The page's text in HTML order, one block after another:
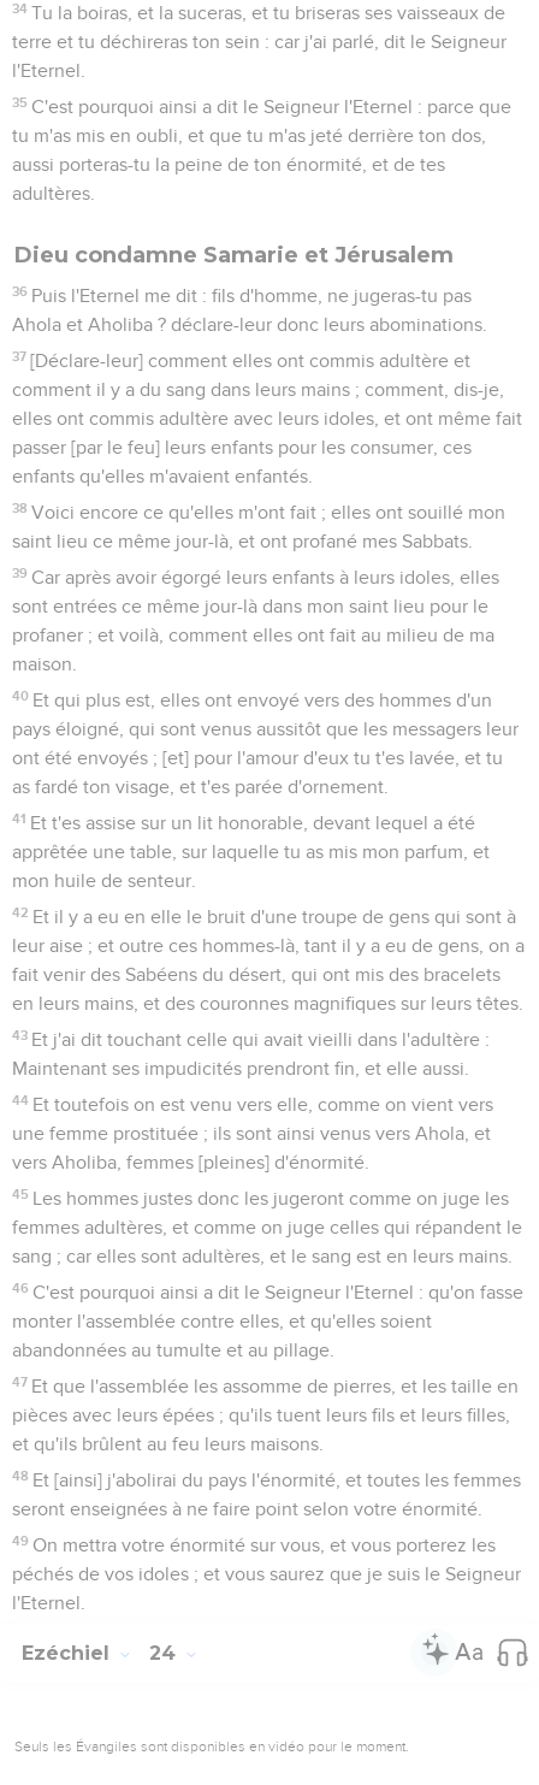
34 Tu la boiras, et la suceras, et tu briseras ses vaisseaux de
terre et tu déchireras ton sein : car j'ai parlé, dit le Seigneur
l'Eternel.
35 C'est pourquoi ainsi a dit le Seigneur l'Eternel : parce que
tu m'as mis en oubli, et que tu m'as jeté derrière ton dos,
aussi porteras-tu la peine de ton énormité, et de tes
adultères.
Dieu condamne Samarie et Jérusalem
36 Puis l'Eternel me dit : fils d'homme, ne jugeras-tu pas
Ahola et Aholiba ? déclare-leur donc leurs abominations.
37 [Déclare-leur] comment elles ont commis adultère et
comment il y a du sang dans leurs mains ; comment, dis-je,
elles ont commis adultère avec leurs idoles, et ont même fait
passer [par le feu] leurs enfants pour les consumer, ces
enfants qu'elles m'avaient enfantés.
38 Voici encore ce qu'elles m'ont fait ; elles ont souillé mon
saint lieu ce même jour-là, et ont profané mes Sabbats.
39 Car après avoir égorgé leurs enfants à leurs idoles, elles
sont entrées ce même jour-là dans mon saint lieu pour le
profaner ; et voilà, comment elles ont fait au milieu de ma
maison.
40 Et qui plus est, elles ont envoyé vers des hommes d'un
pays éloigné, qui sont venus aussitôt que les messagers leur
ont été envoyés ; [et] pour l'amour d'eux tu t'es lavée, et tu
as fardé ton visage, et t'es parée d'ornement.
41 Et t'es assise sur un lit honorable, devant lequel a été
apprêtée une table, sur laquelle tu as mis mon parfum, et
mon huile de senteur.
42 Et il y a eu en elle le bruit d'une troupe de gens qui sont à
leur aise ; et outre ces hommes-là, tant il y a eu de gens, on a
fait venir des Sabéens du désert, qui ont mis des bracelets
en leurs mains, et des couronnes magnifiques sur leurs têtes.
43 Et j'ai dit touchant celle qui avait vieilli dans l'adultère :
Maintenant ses impudicités prendront fin, et elle aussi.
44 Et toutefois on est venu vers elle, comme on vient vers
une femme prostituée ; ils sont ainsi venus vers Ahola, et
vers Aholiba, femmes [pleines] d'énormité.
45 Les hommes justes donc les jugeront comme on juge les
femmes adultères, et comme on juge celles qui répandent le
sang ; car elles sont adultères, et le sang est en leurs mains.
46 C'est pourquoi ainsi a dit le Seigneur l'Eternel : qu'on fasse
monter l'assemblée contre elles, et qu'elles soient
abandonnées au tumulte et au pillage.
47 Et que l'assemblée les assomme de pierres, et les taille en
pièces avec leurs épées ; qu'ils tuent leurs fils et leurs filles,
et qu'ils brûlent au feu leurs maisons.
48 Et [ainsi] j'abolirai du pays l'énormité, et toutes les femmes
seront enseignées à ne faire point selon votre énormité.
49 On mettra votre énormité sur vous, et vous porterez les
péchés de vos idoles ; et vous saurez que je suis le Seigneur
l'Eternel.
Ezéchiel 24
Seuls les Évangiles sont disponibles en vidéo pour le moment.